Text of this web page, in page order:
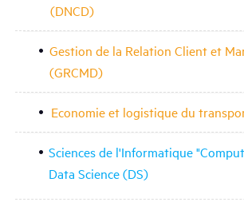
(DNCD)
Gestion de la Relation Client et
(GRCMD)
Economie et logistique du
Sciences de l'Informatique
Data Science (DS)